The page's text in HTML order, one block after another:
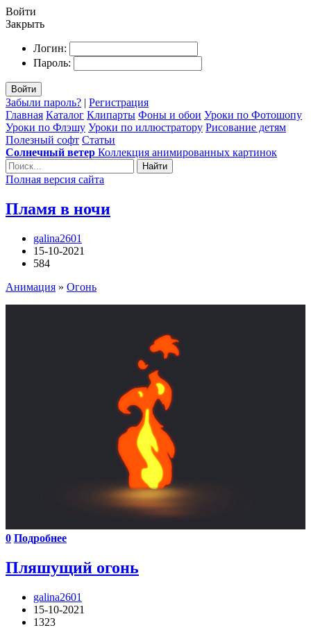
Войти
Закрыть
Логин:
Пароль:
Войти
Забыли пароль? | Регистрация
Главная Каталог Клипарты Фоны и обои Уроки по Фотошопу
Уроки по Флэшу Уроки по иллюстратору Рисование детям
Полезный софт Статьи
Солнечный ветер Коллекция анимированных картинок
Найти
Полная версия сайта
Пламя в ночи
galina2601
15-10-2021
584
Анимация » Огонь
0 Подробнее
Пляшущий огонь
galina2601
15-10-2021
1323